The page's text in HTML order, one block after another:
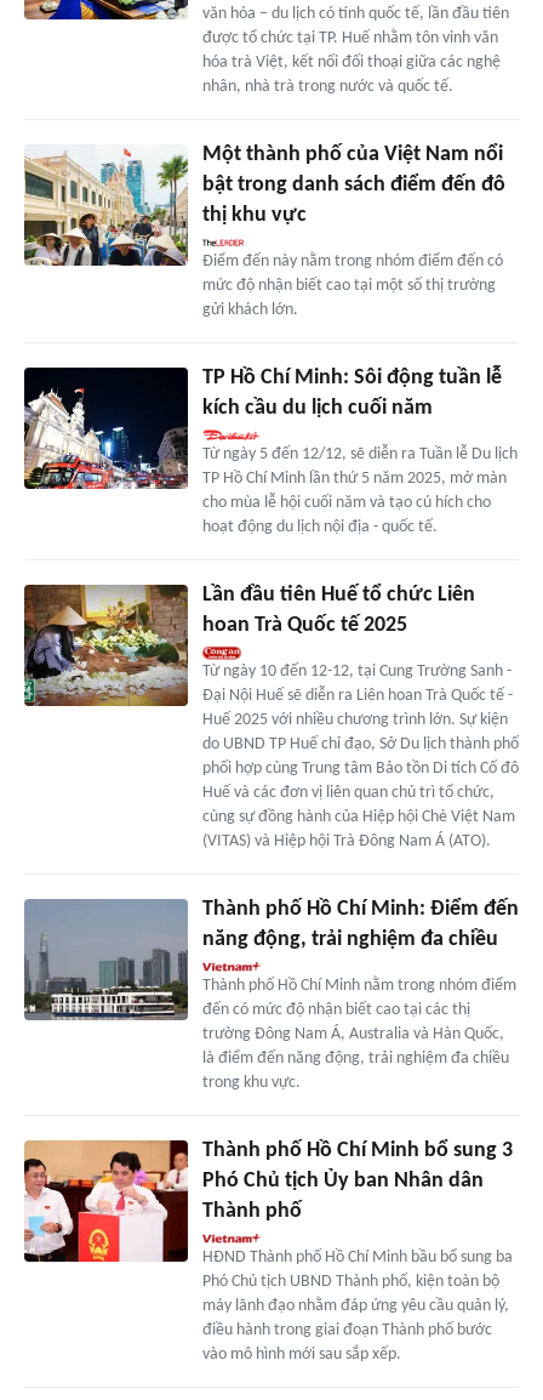
văn hóa – du lịch có tính quốc tế, lần đầu tiên
được tổ chức tại TP. Huế nhằm tôn vinh văn
hóa trà Việt, kết nối đối thoại giữa các nghệ
nhân, nhà trà trong nước và quốc tế.
Một thành phố của Việt Nam nổi
bật trong danh sách điểm đến đô
thị khu vực
Điểm đến này nằm trong nhóm điểm đến có
mức độ nhận biết cao tại một số thị trường
gửi khách lớn.
TP Hồ Chí Minh: Sôi động tuần lễ
kích cầu du lịch cuối năm
Từ ngày 5 đến 12/12, sẽ diễn ra Tuần lễ Du lịch
TP Hồ Chí Minh lần thứ 5 năm 2025, mở màn
cho mùa lễ hội cuối năm và tạo cú hích cho
hoạt động du lịch nội địa - quốc tế.
Lần đầu tiên Huế tổ chức Liên
hoan Trà Quốc tế 2025
Từ ngày 10 đến 12-12, tại Cung Trường Sanh -
Đại Nội Huế sẽ diễn ra Liên hoan Trà Quốc tế -
Huế 2025 với nhiều chương trình lớn. Sự kiện
do UBND TP Huế chỉ đạo, Sở Du lịch thành phố
phối hợp cùng Trung tâm Bảo tồn Di tích Cố đô
Huế và các đơn vị liên quan chủ trì tổ chức,
cùng sự đồng hành của Hiệp hội Chè Việt Nam
(VITAS) và Hiệp hội Trà Đông Nam Á (ATO).
Thành phố Hồ Chí Minh: Điểm đến
năng động, trải nghiệm đa chiều
Thành phố Hồ Chí Minh nằm trong nhóm điểm
đến có mức độ nhận biết cao tại các thị
trường Đông Nam Á, Australia và Hàn Quốc,
là điểm đến năng động, trải nghiệm đa chiều
trong khu vực.
Thành phố Hồ Chí Minh bổ sung 3
Phó Chủ tịch Ủy ban Nhân dân
Thành phố
HĐND Thành phố Hồ Chí Minh bầu bổ sung ba
Phó Chủ tịch UBND Thành phố, kiện toàn bộ
máy lãnh đạo nhằm đáp ứng yêu cầu quản lý,
điều hành trong giai đoạn Thành phố bước
vào mô hình mới sau sắp xếp.